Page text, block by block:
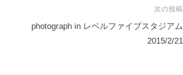
次の投稿
photograph in レベルファイブスタジアム
2015/2/21